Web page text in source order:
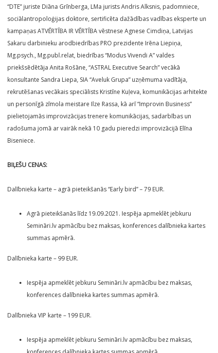
“DTE” juriste Diāna Grīnberga, LMa jurists Andris Alksnis, padomniece,
sociālantropoloģijas doktore, sertificēta dažādības vadības eksperte un
kampaņas ATVĒRTĪBA IR VĒRTĪBA vēstnese Agnese Cimdiņa, Latvijas
Sakaru darbinieku arodbiedrības PRO prezidente Irēna Liepiņa,
Mg.psych., Mg.publ.relat, biedrības “Modus Vivendi A” valdes
priekšsēdētāja Anita Rošāne, “ASTRAL Executive Search” vecākā
konsultante Sandra Liepa, SIA “Aveluk Grupa” uzņēmuma vadītāja,
rekrutēšanas vecākais speciālists Kristīne Kuļeva, komunikācijas arhitekte
un personīgā zīmola meistare Ilze Rassa, kā arī “Improvin Business”
pielietojamās improvizācijas trenere komunikācijas, sadarbības un
radošuma jomā ar vairāk nekā 10 gadu pieredzi improvizācijā Elīna
Biseniece.
BIĻEŠU CENAS:
Dalībnieka karte – agrā pieteikšanās “Early bird” – 79 EUR.
Agrā pieteikšanās līdz 19.09.2021. Iespēja apmeklēt jebkuru
Semināri.lv apmācību bez maksas, konferences dalībnieka kartes
summas apmērā.
Dalībnieka karte – 99 EUR.
Iespēja apmeklēt jebkuru Semināri.lv apmācību bez maksas,
konferences dalībnieka kartes summas apmērā.
Dalībnieka VIP karte – 199 EUR.
Iespēja apmeklēt jebkuru Semināri.lv apmācību bez maksas,